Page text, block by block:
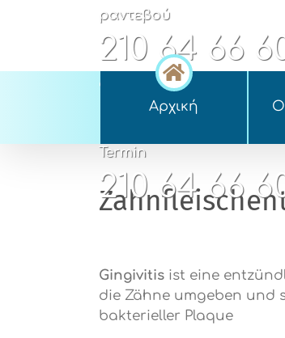
ραντεβού
210 64 66
appointment
210 64 66
Termin
210 64 66
Αρχική
Gingivitis ist eine
die Zähne umgeben und
bakterieller Plaque